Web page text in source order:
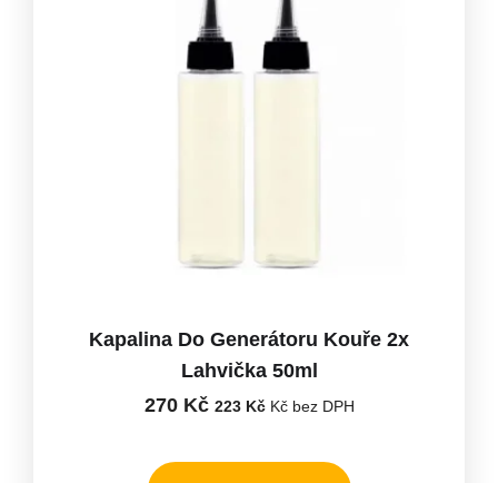
Kapalina Do Generátoru Kouře 2x
Lahvička 50ml
270 Kč 223 KčKč bez DPH